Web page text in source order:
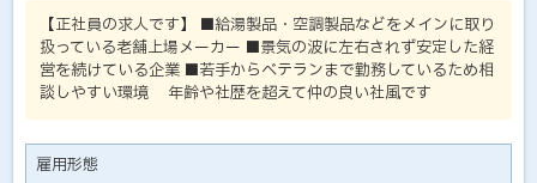
【正社員の求人です】 ■給湯製品・空調製品などをメインに取り
扱っている老舗上場メーカー ■景気の波に左右されず安定した経
営を続けている企業 ■若手からベテランまで勤務しているため相
談しやすい環境 年齢や社歴を超えて仲の良い社風です
雇用形態